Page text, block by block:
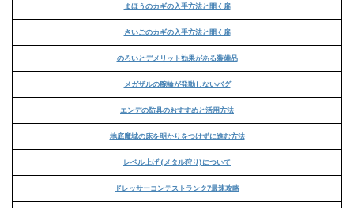
まほうのカギの入手方法と開く扉
さいごのカギの入手方法と開く扉
のろいとデメリット効果がある装備品
メガザルの腕輪が発動しないバグ
エンデの防具のおすすめと活用方法
地底魔城の床を明かりをつけずに進む方法
レベル上げ (メタル狩り)について
ドレッサーコンテストランク7最速攻略